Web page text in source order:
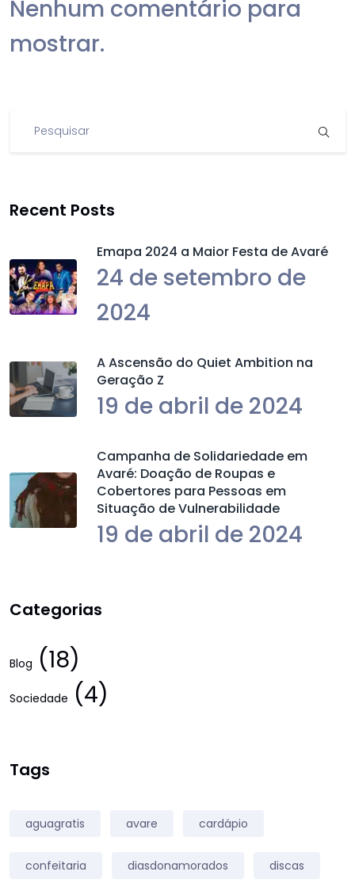
Nenhum comentário para
mostrar.
Recent Posts
Emapa 2024 a Maior Festa de Avaré
24 de setembro de
2024
A Ascensão do Quiet Ambition na
Geração Z
19 de abril de 2024
Campanha de Solidariedade em
Avaré: Doação de Roupas e
Cobertores para Pessoas em
Situação de Vulnerabilidade
19 de abril de 2024
Categorias
Blog (18)
Sociedade (4)
Tags
aguagratis avare cardápio
confeitaria diasdonamorados discas